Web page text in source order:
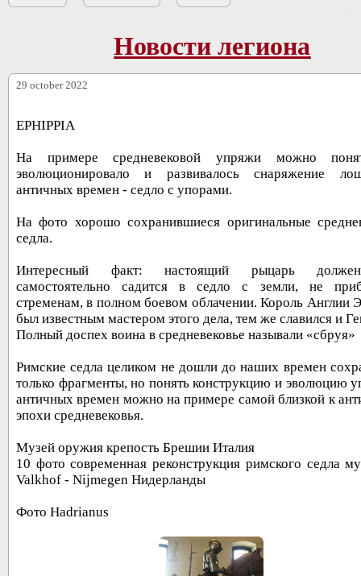
Новости легиона
29 october 2022
EPHIPPIA
На примере средневековой упряжи можно
эволюционировало и развивалось снаряжение
античных времен - седло с упорами.
На фото хорошо сохранившиеся оригинальные
седла.
Интересный факт: настоящий рыцарь
самостоятельно садится в седло с земли, не
стременам, в полном боевом облачении. Король Англии
был известным мастером этого дела, тем же славился и
Полный доспех воина в средневековье называли «сбруя»
Римские седла целиком не дошли до наших времен
только фрагменты, но понять конструкцию и эволюцию
античных времен можно на примере самой близкой к
эпохи средневековья.
Музей оружия крепость Брешии Италия
10 фото современная реконструкция римского седла
Valkhof - Nijmegen Нидерланды
Фото Hadrianus